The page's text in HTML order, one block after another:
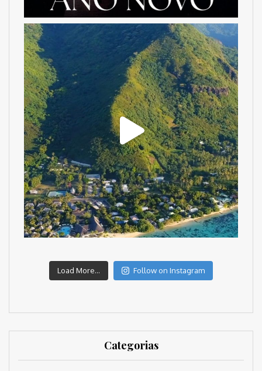
Load More... Follow on Instagram
Categorias